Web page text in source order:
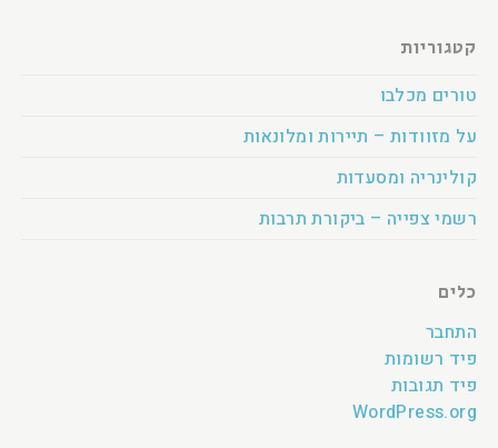
קטגוריות
טורים מכלבו
על מזוודות – תיירות ומלונאות
קולינריה ומסעדות
רשמי צפייה – ביקורת תרבות
כלים
התחבר
פיד רשומות
פיד תגובות
WordPress.org